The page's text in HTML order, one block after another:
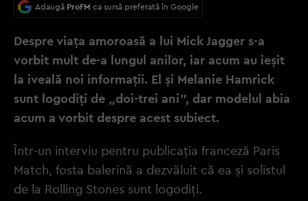
Adaugă ProFM ca sursă preferată în Google
Despre viața amoroasă a lui Mick Jagger s-a
vorbit mult de-a lungul anilor, iar acum au ieșit
la iveală noi informații. El și Melanie Hamrick
sunt logodiți de „doi-trei ani”, dar modelul abia
acum a vorbit despre acest subiect.
Într-un interviu pentru publicația franceză Paris
Match, fosta balerină a dezvăluit că ea și solistul
de la Rolling Stones sunt logodiți.